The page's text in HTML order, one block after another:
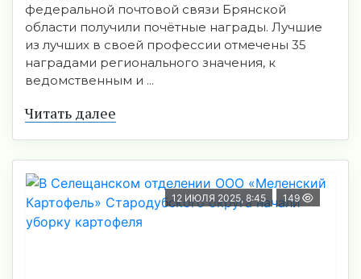
федеральной почтовой связи Брянской
области получили почётные награды. Лучшие
из лучших в своей профессии отмечены 35
наградами регионального значения, к
ведомственным и ...
Читать далее
12 ИЮЛЯ 2025, 8:45 149